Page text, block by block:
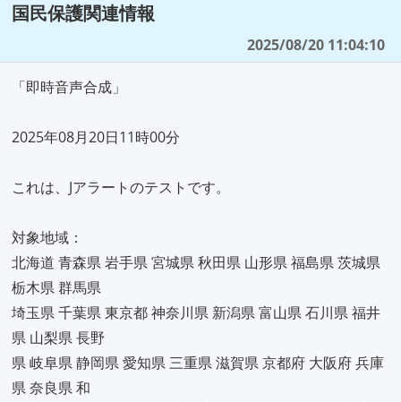
国民保護関連情報
2025/08/20 11:04:10
「即時音声合成」
2025年08月20日11時00分
これは、Jアラートのテストです。
対象地域：
北海道 青森県 岩手県 宮城県 秋田県 山形県 福島県 茨城県
栃木県 群馬県
埼玉県 千葉県 東京都 神奈川県 新潟県 富山県 石川県 福井
県 山梨県 長野
県 岐阜県 静岡県 愛知県 三重県 滋賀県 京都府 大阪府 兵庫
県 奈良県 和